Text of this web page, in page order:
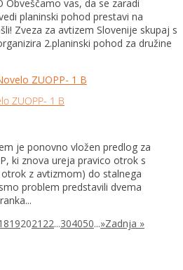
Obveščamo vas, da se zaradi
planinski pohod prestavi na
Zveza za avtizem Slovenije skupaj s
2.planinski pohod za družine
ZUOPP- 1 B
je ponovno vložen predlog za
ki znova ureja pravico otrok s
z avtizmom) do stalnega
problem predstavili dvema
192021 22...304050...»Zadnja »